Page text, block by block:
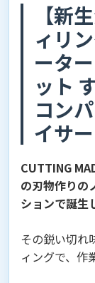
【新
ィリ
ータ
ット
コン
イサ
CUTTING
の刃物作りの
ションで誕生
その鋭い切れ
ィングで、作